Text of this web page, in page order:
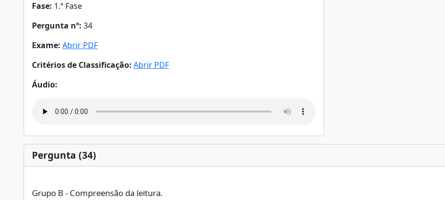
Fase: 1.ª Fase
Pergunta nº: 34
Exame: Abrir PDF
Critérios de Classificação: Abrir PDF
Áudio:
Pergunta (34)
Grupo B - Compreensão da leitura.